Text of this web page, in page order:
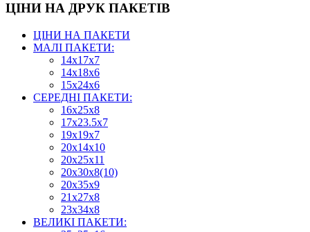
ЦІНИ НА ДРУК ПАКЕТІВ
ЦІНИ НА ПАКЕТИ
МАЛІ ПАКЕТИ:
14х17х7
14х18х6
15х24х6
СЕРЕДНІ ПАКЕТИ:
16х25х8
17х23.5х7
19х19х7
20х14х10
20х25х11
20х30х8(10)
20х35х9
21х27х8
23х34х8
ВЕЛИКІ ПАКЕТИ: